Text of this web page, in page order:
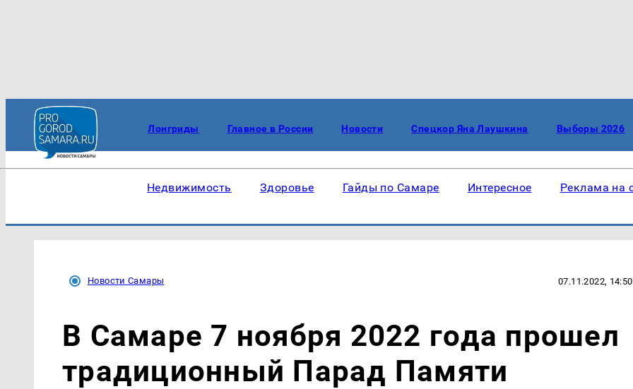
Лонгриды Главное в России Новости Спецкор Яна Лаушкина Выборы 2026
Недвижимость Здоровье Гайды по Самаре Интересное Реклама на
Новости Самары 07.11.2022, 14:50
В Самаре 7 ноября 2022 года прошел
традиционный Парад Памяти